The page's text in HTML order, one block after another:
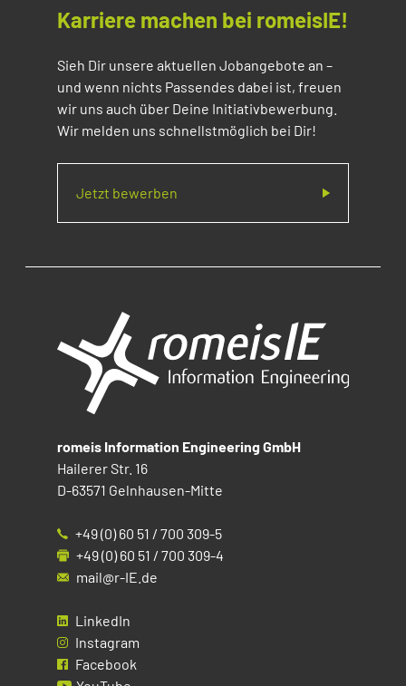
Karriere machen bei romeisIE!
Sieh Dir unsere aktuellen Jobangebote an –
und wenn nichts Passendes dabei ist, freuen
wir uns auch über Deine Initiativbewerbung.
Wir melden uns schnellstmöglich bei Dir!
Jetzt bewerben
romeis Information Engineering GmbH
Hailerer Str. 16
D-63571 Gelnhausen-Mitte
+49 (0) 60 51 / 700 309-5
+49 (0) 60 51 / 700 309-4
mail@r-IE.de
LinkedIn
Instagram
Facebook